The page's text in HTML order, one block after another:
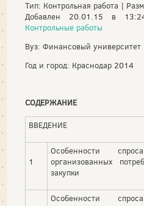
Тип: Контрольная работа |
Добавлен 20.01.15 в
Контрольные работы
Вуз: Финансовый университет
Год и город: Краснодар 2014
СОДЕРЖАНИЕ
ВВЕДЕНИЕ
1
Особенности
организованных
закупки
Особенности